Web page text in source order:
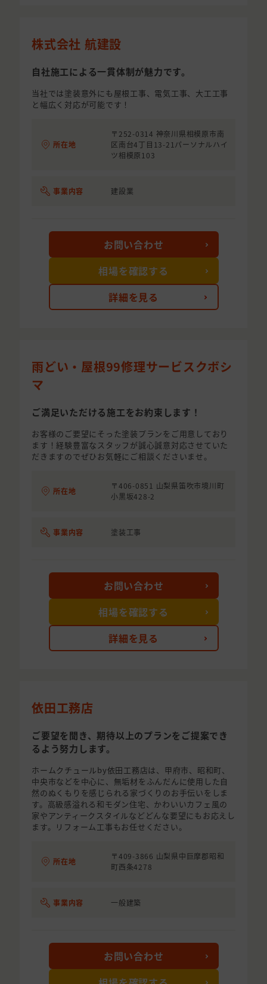
株式会社 航建設
自社施工による一貫体制が魅力です。
当社では塗装意外にも屋根工事、電気工事、大工工事
と幅広く対応が可能です！
所在地
〒252-0314 神奈川県相模原市南
区南台4丁目13-21パーソナルハイ
ツ相模原103
事業内容 建設業
詳細を見る
お問い合わせ
相場を確認する
雨どい・屋根99修理サービスクボシ
マ
ご満足いただける施工をお約束します！
お客様のご要望にそった塗装プランをご用意しており
ます！経験豊富なスタッフが誠心誠意対応させていた
だきますのでぜひお気軽にご相談くださいませ。
所在地
〒406-0851 山梨県笛吹市境川町
小黒坂428-2
事業内容 塗装工事
詳細を見る
お問い合わせ
相場を確認する
依田工務店
ご要望を聞き、期待以上のプランをご提案でき
るよう努力します。
ホームクチュールby依田工務店は、甲府市、昭和町、
中央市などを中心に、無垢材をふんだんに使用した自
然のぬくもりを感じられる家づくりのお手伝いをしま
す。高級感溢れる和モダン住宅、かわいいカフェ風の
家やアンティークスタイルなどどんな要望にもお応えし
ます。リフォーム工事もお任せください。
所在地
〒409-3866 山梨県中巨摩郡昭和
町西条4278
事業内容 一般建築
お問い合わせ